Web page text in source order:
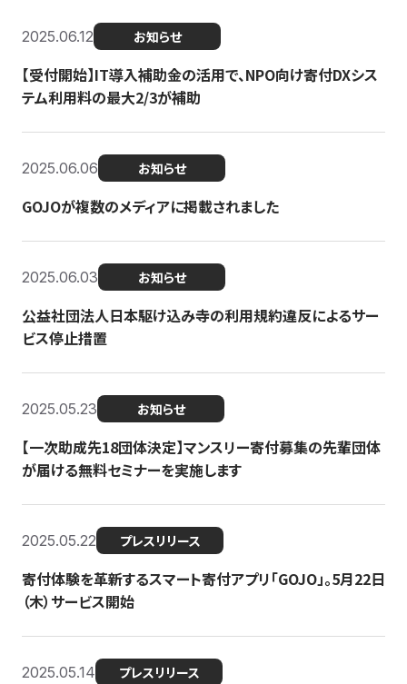
2025.06.12 お知らせ
【受付開始】IT導入補助金の活用で、NPO向け寄付DXシス
テム利用料の最大2/3が補助
2025.06.06 お知らせ
GOJOが複数のメディアに掲載されました
2025.06.03 お知らせ
公益社団法人日本駆け込み寺の利用規約違反によるサー
ビス停止措置
2025.05.23 お知らせ
【一次助成先18団体決定】マンスリー寄付募集の先輩団体
が届ける無料セミナーを実施します
2025.05.22 プレスリリース
寄付体験を革新するスマート寄付アプリ「GOJO」。5月22日
（木）サービス開始
2025.05.14 プレスリリース